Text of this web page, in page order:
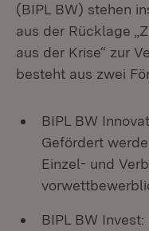
(BIPL BW) stehen
aus der Rücklage
aus der Krise“ zur
besteht aus zwei
BIPL BW
Gefördert
Einzel- und
BIPL BW Invest: